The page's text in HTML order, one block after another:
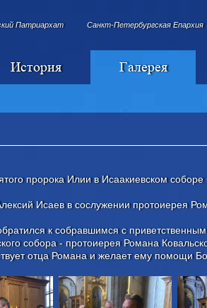
Патриархат Санкт-Петербургская Епархия
История Галерея
пророка Илии в Исаакиевском
Исаев в сослужении протоиерея
к собравшимся с
собора - протоиерея Романа
отца Романа и желает ему помощи